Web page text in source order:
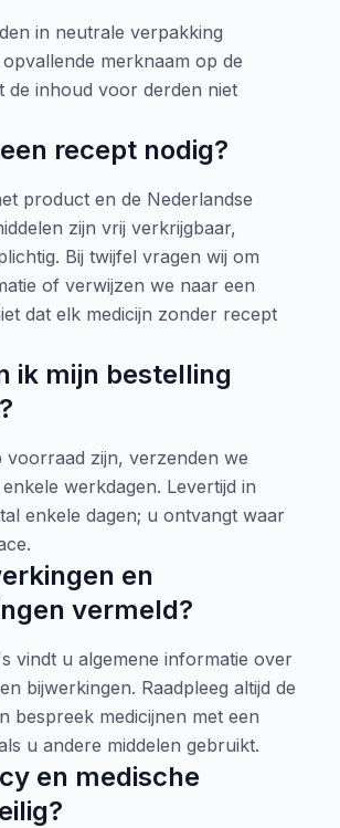
in neutrale verpakking
merknaam op de
de inhoud voor derden niet
recept nodig?
product en de Nederlandse
zijn vrij verkrijgbaar,
Bij twijfel vragen wij om
of verwijzen we naar een
dat elk medicijn zonder recept
ik mijn bestelling
voorraad zijn, verzenden we
werkdagen. Levertijd in
enkele dagen; u ontvangt waar
en
vermeld?
vindt u algemene informatie over
bijwerkingen. Raadpleeg altijd de
bespreek medicijnen met een
u andere middelen gebruikt.
en medische